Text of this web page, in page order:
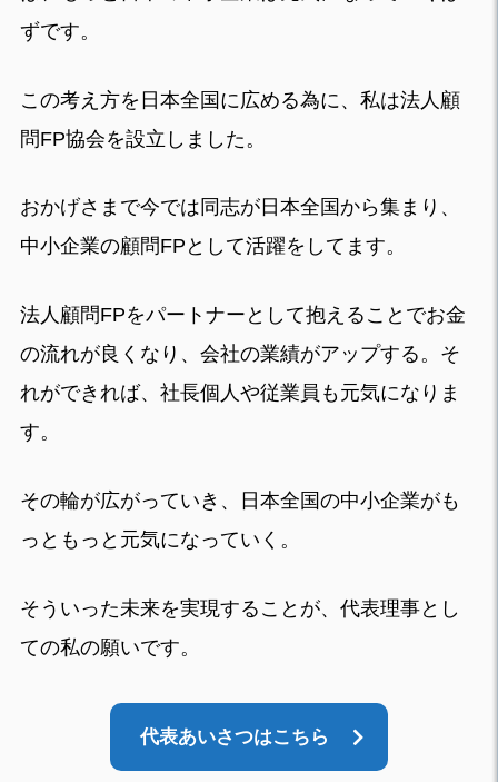
ずです。
この考え方を日本全国に広める為に、私は法人顧
問FP協会を設立しました。
おかげさまで今では同志が日本全国から集まり、
中小企業の顧問FPとして活躍をしてます。
法人顧問FPをパートナーとして抱えることでお金
の流れが良くなり、会社の業績がアップする。そ
れができれば、社長個人や従業員も元気になりま
す。
その輪が広がっていき、日本全国の中小企業がも
っともっと元気になっていく。
そういった未来を実現することが、代表理事とし
ての私の願いです。
代表あいさつはこちら